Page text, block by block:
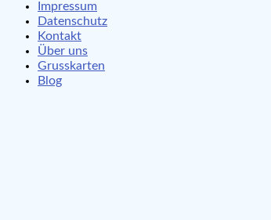
Impressum
Datenschutz
Kontakt
Über uns
Grusskarten
Blog